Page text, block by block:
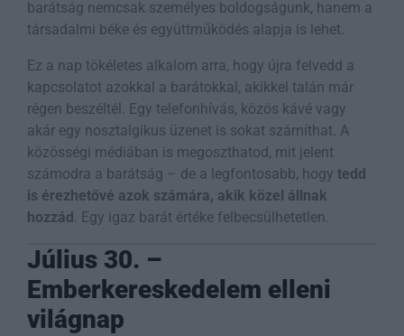
barátság nemcsak személyes boldogságunk, hanem a
társadalmi béke és együttműködés alapja is lehet.
Ez a nap tökéletes alkalom arra, hogy újra felvedd a
kapcsolatot azokkal a barátokkal, akikkel talán már
régen beszéltél. Egy telefonhívás, közös kávé vagy
akár egy nosztalgikus üzenet is sokat számíthat. A
közösségi médiában is megoszthatod, mit jelent
számodra a barátság – de a legfontosabb, hogy tedd
is érezhetővé azok számára, akik közel állnak
hozzád . Egy igaz barát értéke felbecsülhetetlen.
Július 30. –
Emberkereskedelem elleni
világnap